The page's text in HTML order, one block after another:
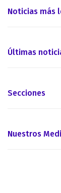
Noticias más
Últimas
Secciones
Nuestros